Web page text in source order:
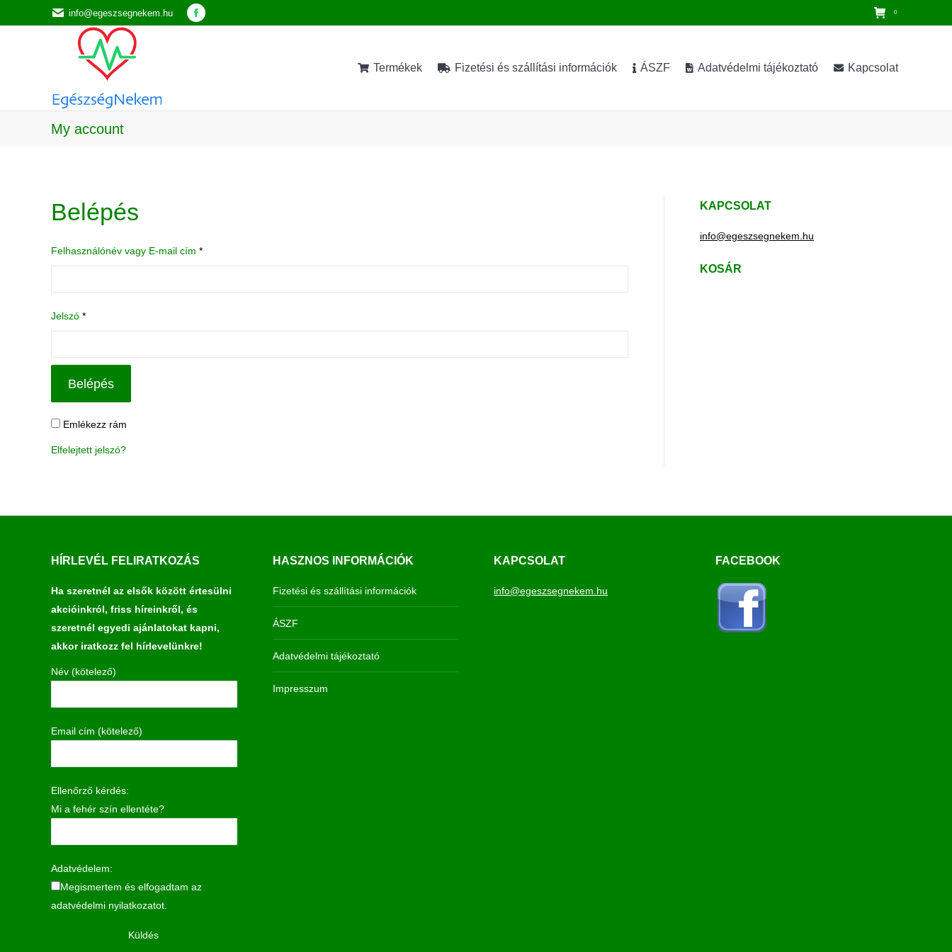
info@egeszsegnekem.hu
Facebook
window
0
Termékek Fizetési és szállítási információk ÁSZF Adatvédelmi tájékoztató Kapcsolat
My account
Belépés
Felhasználónév vagy E-mail cím *
Jelszó *
Belépés
Emlékezz rám
Elfelejtett jelszó?
KAPCSOLAT
info@egeszsegnekem.hu
KOSÁR
HÍRLEVÉL FELIRATKOZÁS
Ha szeretnél az elsők között értesülni
akcióinkról, friss híreinkről, és
szeretnél egyedi ajánlatokat kapni,
akkor iratkozz fel hírlevelünkre!
Név (kötelező)
Email cím (kötelező)
Ellenőrző kérdés:
Mi a fehér szín ellentéte?
Adatvédelem:
Megismertem és elfogadtam az
adatvédelmi nyilatkozatot.
HASZNOS INFORMÁCIÓK
Fizetési és szállítási információk
ÁSZF
Adatvédelmi tájékoztató
Impresszum
KAPCSOLAT
info@egeszsegnekem.hu
FACEBOOK